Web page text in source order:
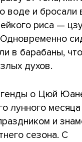
воде и бросали
риса —
Одновременно
в барабаны,
духов.
о Цюй
лунного месяца
и
сезона. С